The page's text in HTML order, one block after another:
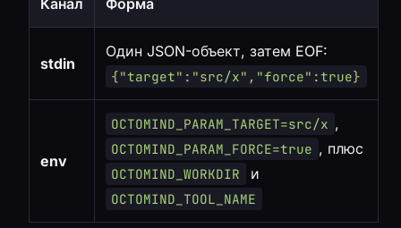
stdin
Один JSON-объект, затем EOF:
{"target":"src/x","force":true}
env
OCTOMIND_PARAM_TARGET=src/x ,
OCTOMIND_PARAM_FORCE=true , плюс
OCTOMIND_WORKDIR и
OCTOMIND_TOOL_NAME